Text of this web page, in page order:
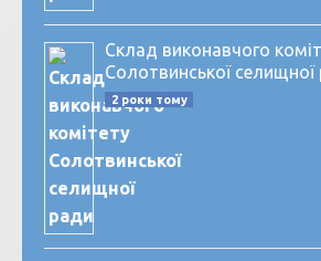
Склад виконавчого
Солотвинської селищної
2 роки тому